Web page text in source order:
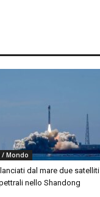
/ Mondo
dal mare due satelliti
nello Shandong